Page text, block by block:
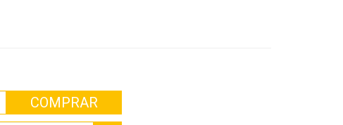
COMPRAR